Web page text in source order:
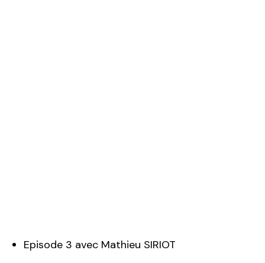
Episode 3 avec Mathieu SIRIOT